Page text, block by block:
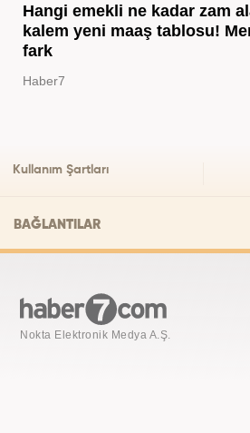
Hangi emekli ne kadar zam
kalem yeni maaş tablosu!
fark
Haber7
Kullanım Şartları
BAĞLANTILAR
Nokta Elektronik Medya A.Ş.